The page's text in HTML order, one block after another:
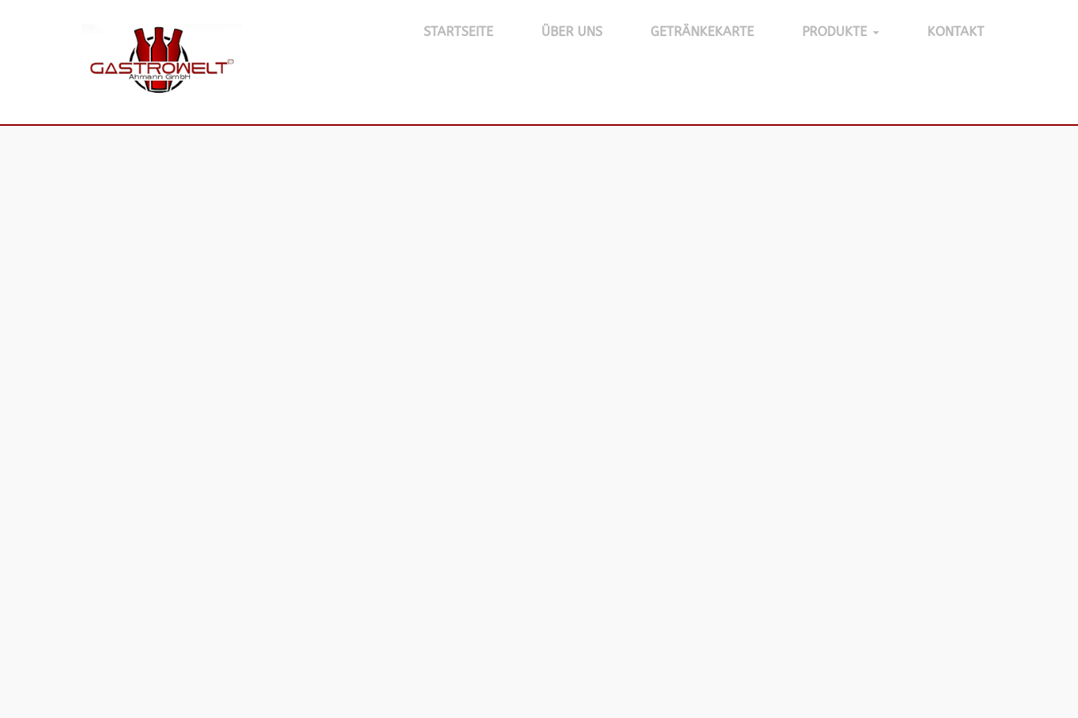
STARTSEITE ÜBER UNS GETRÄNKEKARTE PRODUKTE KONTAKT